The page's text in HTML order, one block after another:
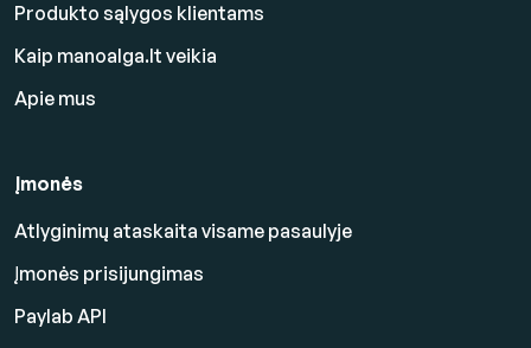
Produkto sąlygos klientams
Kaip manoalga.lt veikia
Apie mus
Įmonės
Atlyginimų ataskaita visame pasaulyje
Įmonės prisijungimas
Paylab API